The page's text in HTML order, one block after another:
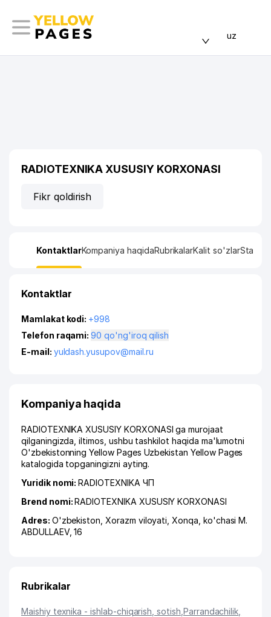
uz
RADIOTEXNIKA XUSUSIY KORXONASI
Fikr qoldirish
KontaktlarKompaniya haqidaRubrikalarKalit so'zlar
Kontaktlar
Mamlakat kodi: +998
Telefon raqami:
90 qo'ng'iroq qilish
E-mail: yuldash.yusupov@mail.ru
Kompaniya haqida
RADIOTEXNIKA XUSUSIY KORXONASI ga murojaat
qilganingizda, iltimos, ushbu tashkilot haqida ma'lumotni
O'zbekistonning Yellow Pages Uzbekistan Yellow Pages
katalogida topganingizni ayting.
Yuridik nomi:RADIOTEXNIKA ЧП
Brend nomi:RADIOTEXNIKA XUSUSIY KORXONASI
Adres: O'zbekiston,Xorazm viloyati ,Xonqa ko'chasi M.
ABDULLAEV, 16
Rubrikalar
Maishiy texnika - ishlab-chiqarish, sotish Parrandachilik